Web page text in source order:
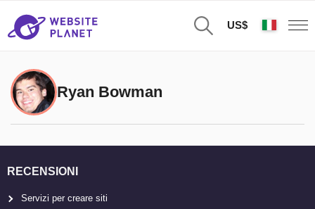
US$
Ryan Bowman
RECENSIONI
Servizi per creare siti